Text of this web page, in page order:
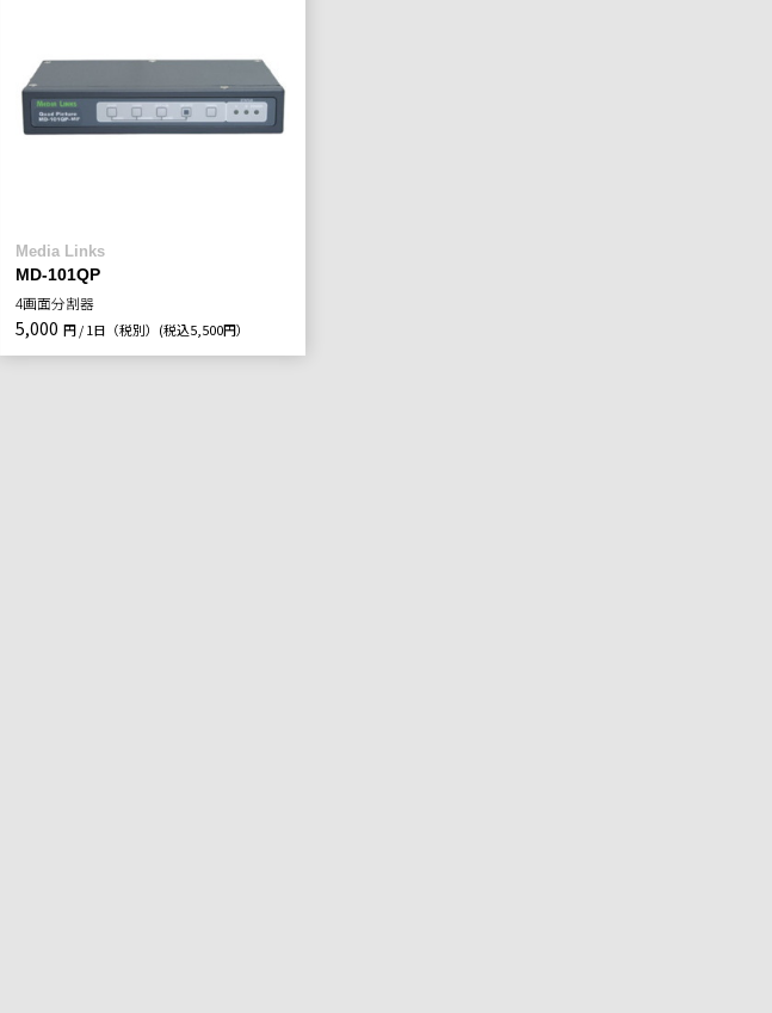
Media Links
MD-101QP
4画面分割器
5,000 円 / 1日（税別） (税込5,500円）